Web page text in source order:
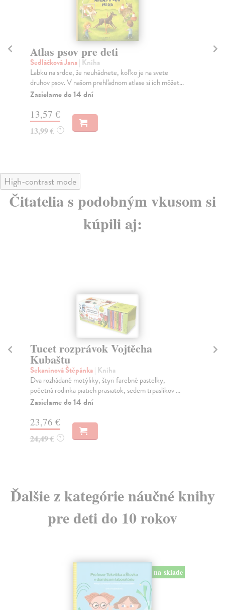
Atlas psov pre deti
Sedláčková Jana| Kniha
Labku na srdce, že neuhádnete, koľko je na svete
druhov psov. V našom prehľadnom atlase si ich môžet...
Zasielame do 14 dní
13,57 €
13,99 € ?
High-contrast mode
Čitatelia s podobným vkusom si
kúpili aj:
Tucet rozprávok Vojtěcha
Kubaštu
Sekaninová Štěpánka| Kniha
Dva rozhádané motýliky, štyri farebné pastelky,
početná rodinka piatich prasiatok, sedem trpaslíkov ...
Zasielame do 14 dní
23,76 €
24,49 € ?
Ďalšie z kategórie náučné knihy
pre deti do 10 rokov
na sklade